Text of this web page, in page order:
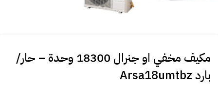
مكيف مخفي او جنرال 18300 وحدة – حار/
بارد Arsa18umtbz